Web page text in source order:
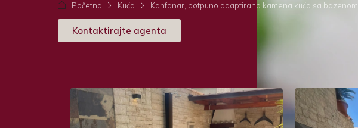
Početna Kuća Kanfanar, potpuno adaptirana kamena kuća sa bazenom
Kontaktirajte agenta